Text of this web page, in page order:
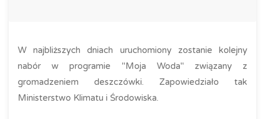
W najbliższych dniach uruchomiony zostanie kolejny
nabór w programie "Moja Woda" związany z
gromadzeniem deszczówki. Zapowiedziało tak
Ministerstwo Klimatu i Środowiska.